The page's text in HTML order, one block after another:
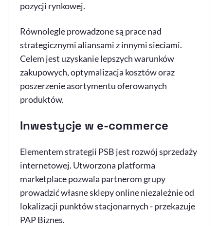
pozycji rynkowej.
Równolegle prowadzone są prace nad
strategicznymi aliansami z innymi sieciami.
Celem jest uzyskanie lepszych warunków
zakupowych, optymalizacja kosztów oraz
poszerzenie asortymentu oferowanych
produktów.
Inwestycje w e-commerce
Elementem strategii PSB jest rozwój sprzedaży
internetowej. Utworzona platforma
marketplace pozwala partnerom grupy
prowadzić własne sklepy online niezależnie od
lokalizacji punktów stacjonarnych - przekazuje
PAP Biznes.